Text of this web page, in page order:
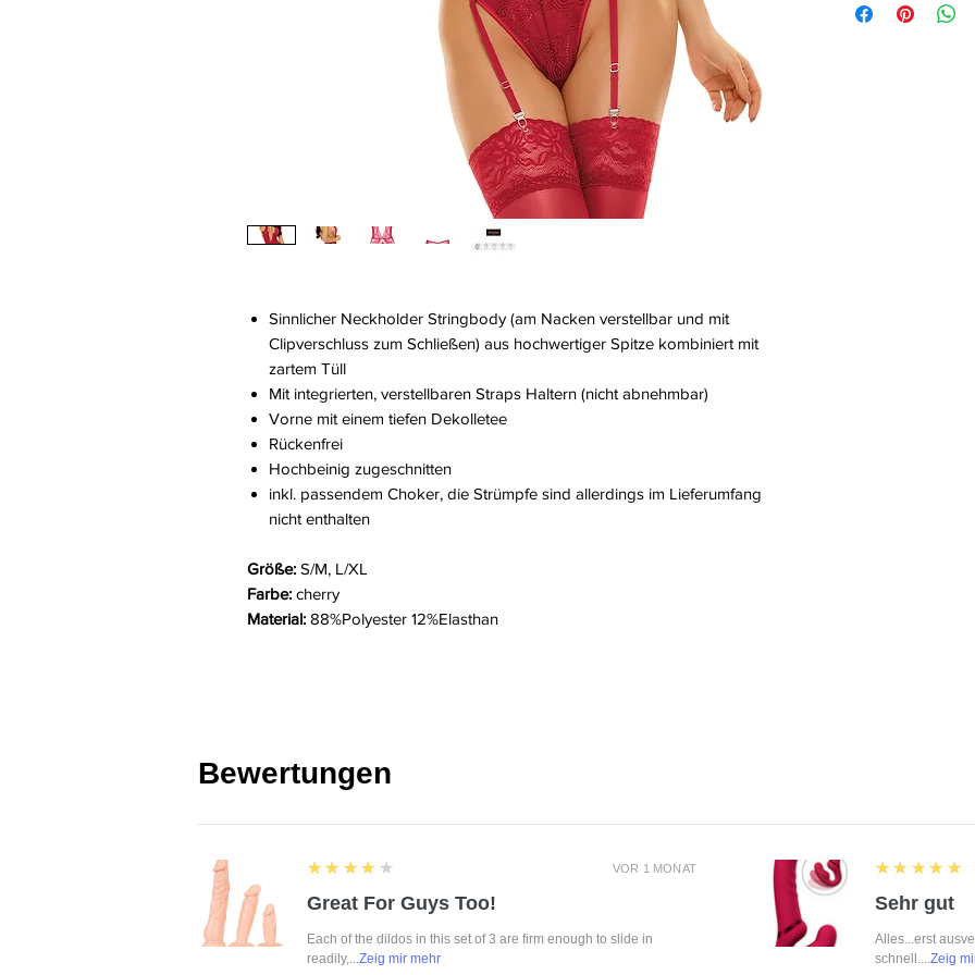
Sinnlicher Neckholder Stringbody (am Nacken verstellbar und mit
Clipverschluss zum Schließen) aus hochwertiger Spitze kombiniert mit
zartem Tüll
Mit integrierten, verstellbaren Straps Haltern (nicht abnehmbar)
Vorne mit einem tiefen Dekolletee
Rückenfrei
Hochbeinig zugeschnitten
inkl. passendem Choker, die Strümpfe sind allerdings im Lieferumfang
nicht enthalten
Größe: S/M, L/XL
Farbe: cherry
Material: 88%Polyester 12%Elasthan
Wielka, Polen, 42-
Bewertungen
VOR 1 MONAT
4
★★★★★
Great For Guys Too!
Each of the dildos in this set of 3 are firm enough to slide in
readily,...Zeig mir mehr
5
★★★★★
Sehr gut
Alles...erst
schnell....Zeig